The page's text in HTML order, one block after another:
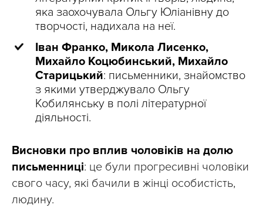
яка заохочувала Ольгу Юліанівну до
творчості, надихала на неї.
Іван Франко, Микола Лисенко,
Михайло Коцюбинський, Михайло
Старицький: письменники, знайомство
з якими утверджувало Ольгу
Кобилянську в полі літературної
діяльності.
Висновки про вплив чоловіків на долю
письменниці: це були прогресивні чоловіки
свого часу, які бачили в жінці особистість,
людину.